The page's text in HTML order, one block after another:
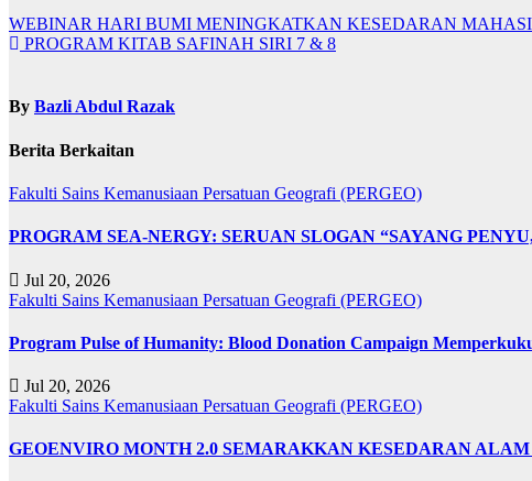
WEBINAR HARI BUMI MENINGKATKAN KESEDARAN
PROGRAM KITAB SAFINAH SIRI 7 & 8
By Bazli Abdul Razak
Berita Berkaitan
Fakulti Sains Kemanusiaan Persatuan Geografi (PERGEO)
PROGRAM SEA-NERGY: SERUAN SLOGAN “SAYANG
Jul 20, 2026
Fakulti Sains Kemanusiaan Persatuan Geografi (PERGEO)
Program Pulse of Humanity: Blood Donation Campaign
Jul 20, 2026
Fakulti Sains Kemanusiaan Persatuan Geografi (PERGEO)
GEOENVIRO MONTH 2.0 SEMARAKKAN KESEDARAN